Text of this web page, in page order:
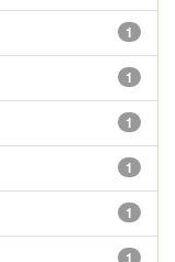
1
1
1
1
1
1